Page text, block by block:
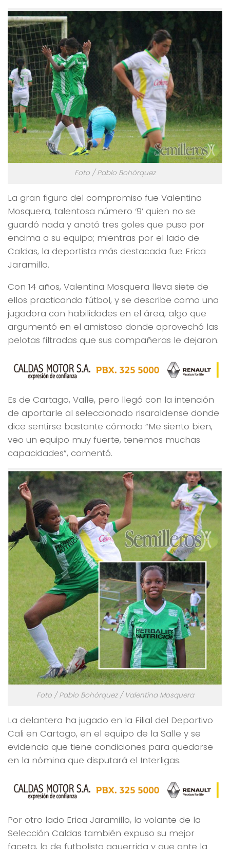
Foto / Pablo Bohórquez
La gran figura del compromiso fue Valentina
Mosquera, talentosa número ‘9’ quien no se
guardó nada y anotó tres goles que puso por
encima a su equipo; mientras por el lado de
Caldas, la deportista más destacada fue Erica
Jaramillo.
Con 14 años, Valentina Mosquera lleva siete de
ellos practicando fútbol, y se describe como una
jugadora con habilidades en el área, algo que
argumentó en el amistoso donde aprovechó las
pelotas filtradas que sus compañeras le dejaron.
Es de Cartago, Valle, pero llegó con la intención
de aportarle al seleccionado risaraldense donde
dice sentirse bastante cómoda “Me siento bien,
veo un equipo muy fuerte, tenemos muchas
capacidades”, comentó.
Foto / Pablo Bohórquez / Valentina Mosquera
La delantera ha jugado en la Filial del Deportivo
Cali en Cartago, en el equipo de la Salle y se
evidencia que tiene condiciones para quedarse
en la nómina que disputará el Interligas.
Por otro lado Erica Jaramillo, la volante de la
Selección Caldas también expuso su mejor
faceta, la de futbolista aguerrida y que ante la